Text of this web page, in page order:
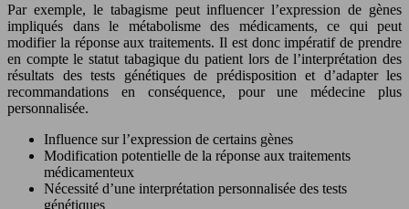
Par exemple, le tabagisme peut influencer l’expression de gènes
impliqués dans le métabolisme des médicaments, ce qui peut
modifier la réponse aux traitements. Il est donc impératif de prendre
en compte le statut tabagique du patient lors de l’interprétation des
résultats des tests génétiques de prédisposition et d’adapter les
recommandations en conséquence, pour une médecine plus
personnalisée.
Influence sur l’expression de certains gènes
Modification potentielle de la réponse aux traitements
médicamenteux
Nécessité d’une interprétation personnalisée des tests
génétiques